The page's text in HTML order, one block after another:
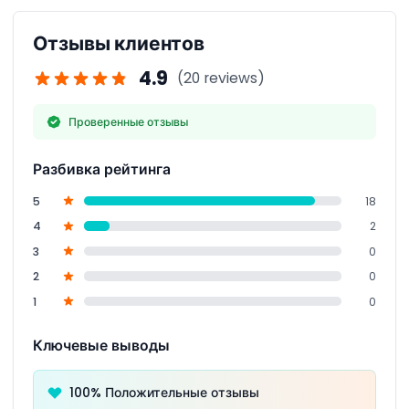
возврату.
опыт.
Отзывы клиентов
4.9 (20 reviews)
Проверенные отзывы
Разбивка рейтинга
5
18
4
2
3
0
2
0
1
0
Ключевые выводы
100% Положительные отзывы